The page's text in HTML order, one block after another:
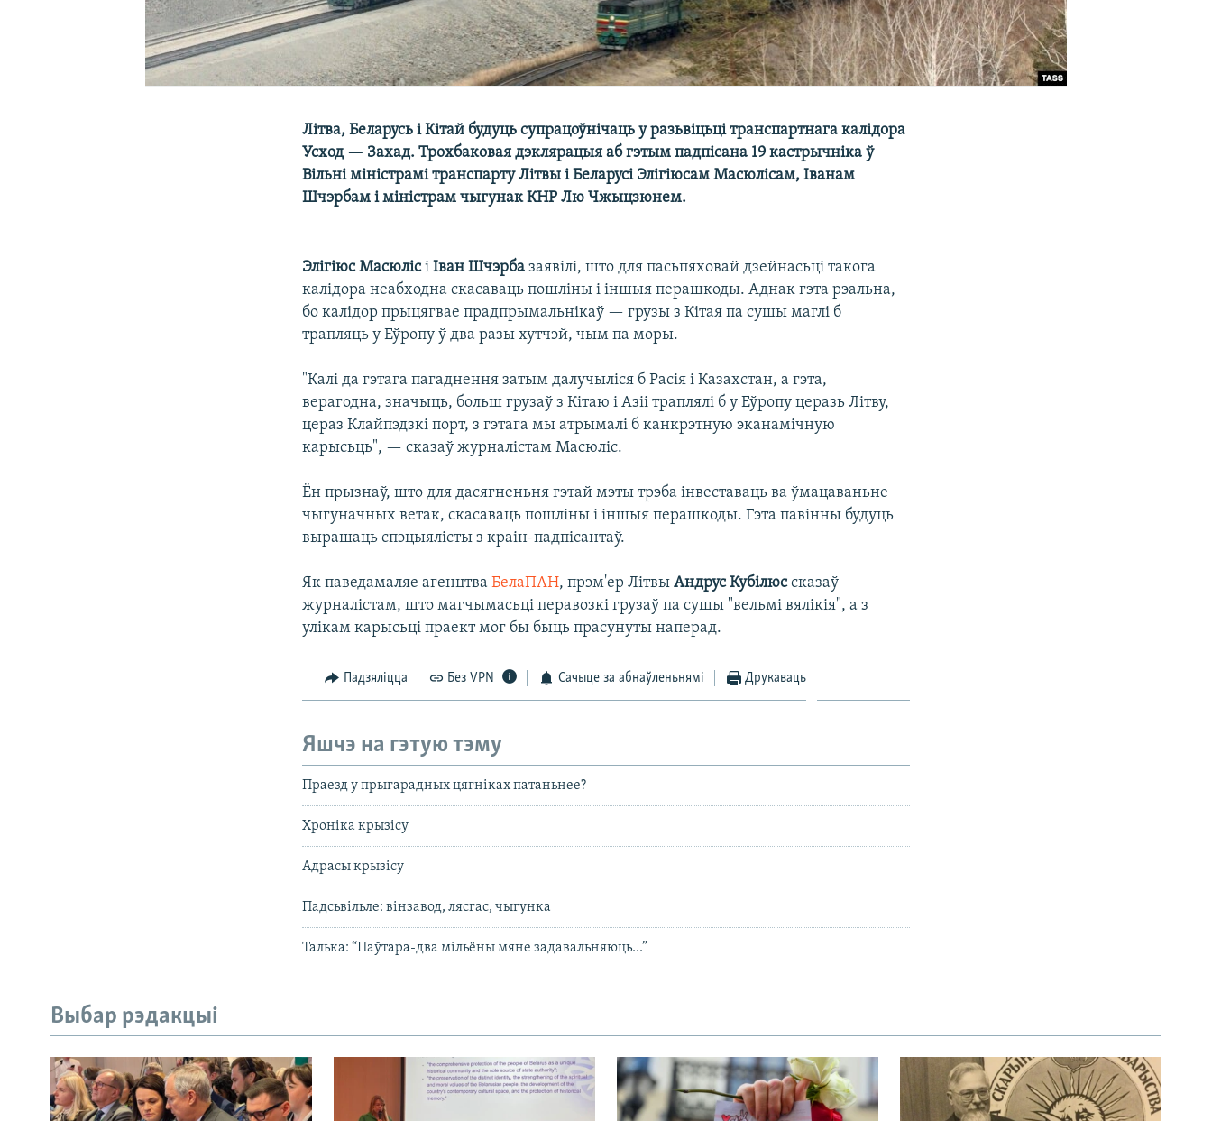
Літва, Беларусь і Кітай будуць супрацоўнічаць у разьвіцьці транспартнага калідора
Усход — Захад. Трохбаковая дэклярацыя аб гэтым падпісана 19 кастрычніка ў
Вільні міністрамі транспарту Літвы і Беларусі Элігіюсам Масюлісам, Іванам
Шчэрбам і міністрам чыгунак КНР Лю Чжыцзюнем.
Элігіюс МасюлісіІван Шчэрба заявілі, што для пасьпяховай дзейнасьці такога
калідора неабходна скасаваць пошліны і іншыя перашкоды. Аднак гэта рэальна,
бо калідор прыцягвае прадпрымальнікаў — грузы з Кітая па сушы маглі б
трапляць у Еўропу ў два разы хутчэй, чым па моры.
"Калі да гэтага пагаднення затым далучыліся б Расія і Казахстан, а гэта,
верагодна, значыць, больш грузаў з Кітаю і Азіі траплялі б у Еўропу церазь Літву,
цераз Клайпэдзкі порт, з гэтага мы атрымалі б канкрэтную эканамічную
карысьць", — сказаў журналістам Масюліс.
Ён прызнаў, што для дасягненьня гэтай мэты трэба інвеставаць ва ўмацаваньне
чыгуначных ветак, скасаваць пошліны і іншыя перашкоды. Гэта павінны будуць
вырашаць спэцыялісты з краін-падпісантаў.
Як паведамаляе агенцтваБелаПАН, прэм'ер ЛітвыАндрус Кубілюссказаў
журналістам, што магчымасьці перавозкі грузаў па сушы "вельмі вялікія", а з
улікам карысьці праект мог бы быць прасунуты наперад.
Падзяліцца Без VPN Сачыце за абнаўленьнямі Друкаваць
Яшчэ на гэтую тэму
Праезд у прыгарадных цягніках патаньнее?
Хроніка крызісу
Адрасы крызісу
Падсьвільле: вінзавод, лясгас, чыгунка
Талька: “Паўтара-два мільёны мяне задавальняюць...”
Выбар рэдакцыі